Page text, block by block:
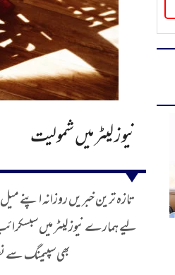
نیوز لیٹر میں شمولیت
تازہ ترین خبریں روزانہ اپنے
لیے ہمارے نیوز لیٹر میں
بھی سپیمنگ